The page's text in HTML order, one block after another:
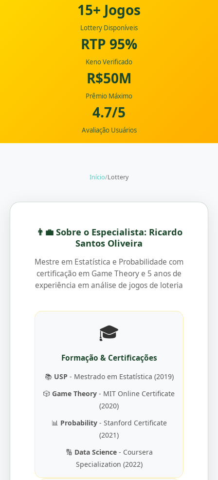
15+ Jogos
Lottery Disponíveis
RTP 95%
Keno Verificado
R$50M
Prêmio Máximo
4.7/5
Avaliação Usuários
Início/Lottery
👨‍💼 Sobre o Especialista: Ricardo
Santos Oliveira
Mestre em Estatística e Probabilidade com
certificação em Game Theory e 5 anos de
experiência em análise de jogos de loteria
🎓
Formação & Certificações
📚 USP - Mestrado em Estatística (2019)
🎲 Game Theory - MIT Online Certificate
(2020)
📊 Probability- Stanford Certificate
(2021)
🔢 Data Science- Coursera
Specialization (2022)